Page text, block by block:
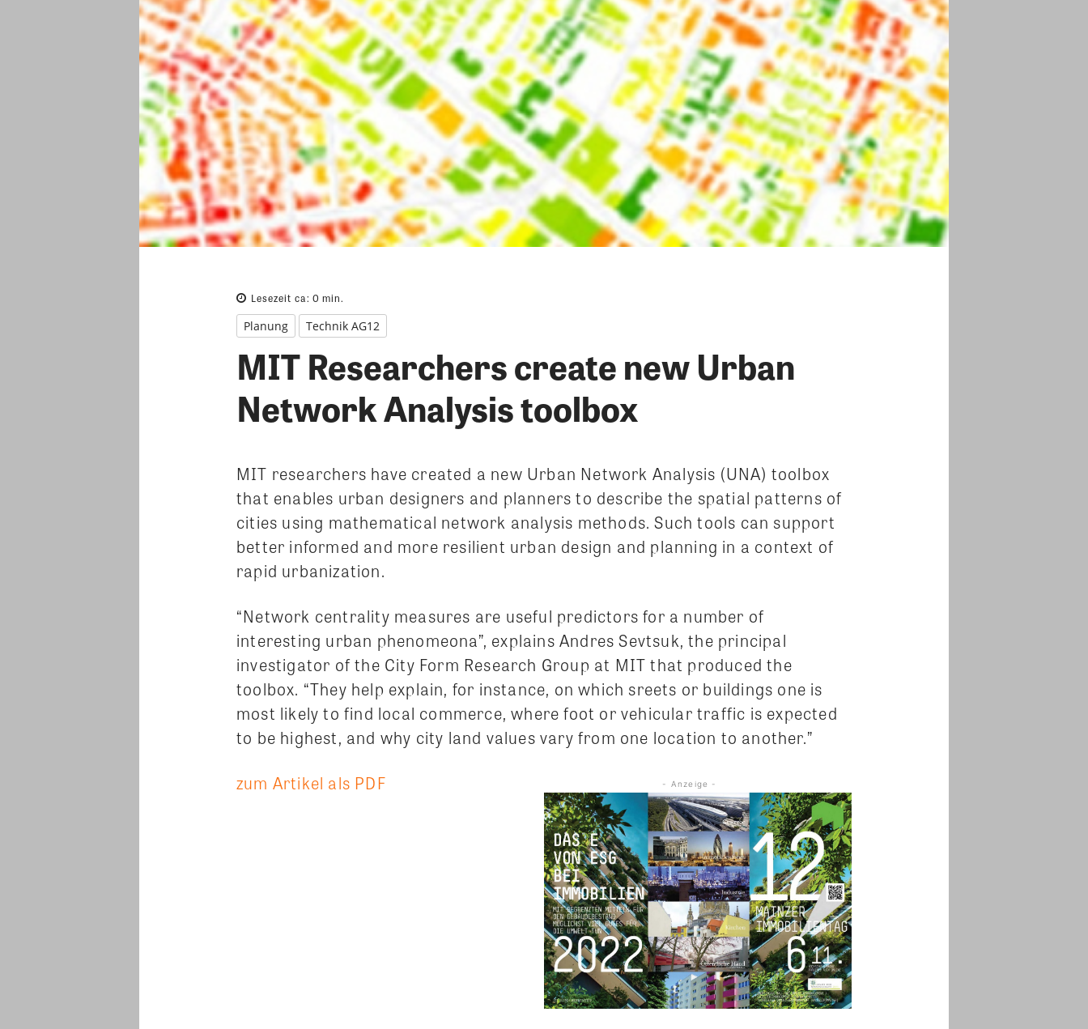
Lesezeit ca: 0 min.
Planung Technik AG12
MIT Researchers create new Urban
Network Analysis toolbox
MIT researchers have created a new Urban Network Analysis (UNA) toolbox
that enables urban designers and planners to describe the spatial patterns of
cities using mathematical network analysis methods. Such tools can support
better informed and more resilient urban design and planning in a context of
rapid urbanization.
“Network centrality measures are useful predictors for a number of
interesting urban phenomeona”, explains Andres Sevtsuk, the principal
investigator of the City Form Research Group at MIT that produced the
toolbox. “They help explain, for instance, on which sreets or buildings one is
most likely to find local commerce, where foot or vehicular traffic is expected
to be highest, and why city land values vary from one location to another.”
- Anzeige -
zum Artikel als PDF